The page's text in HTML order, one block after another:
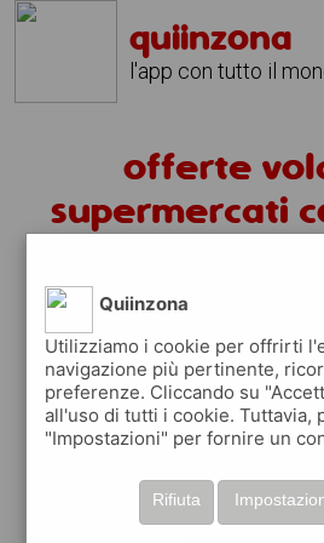
quiinzona
l'app con tutto il
offerte
supermercati
sfogliagratisi volantinidei
colbordolo in modofacile
grazie ai volantini nella
Quiinzona
Utilizziamo i cookie per offrirti
navigazione più pertinente,
preferenze. Cliccando su
all'uso di tutti i cookie. Tuttavia,
"Impostazioni" per fornire un
Rifiuta